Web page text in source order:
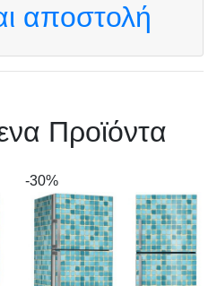
αποστολή
Προϊόντα
-30%